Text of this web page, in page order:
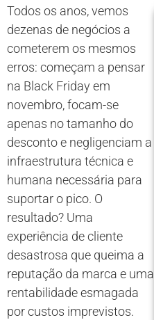
Todos os anos, vemos
dezenas de negócios a
cometerem os mesmos
erros: começam a pensar
na Black Friday em
novembro, focam-se
apenas no tamanho do
desconto e negligenciam a
infraestrutura técnica e
humana necessária para
suportar o pico. O
resultado? Uma
experiência de cliente
desastrosa que queima a
reputação da marca e uma
rentabilidade esmagada
por custos imprevistos.